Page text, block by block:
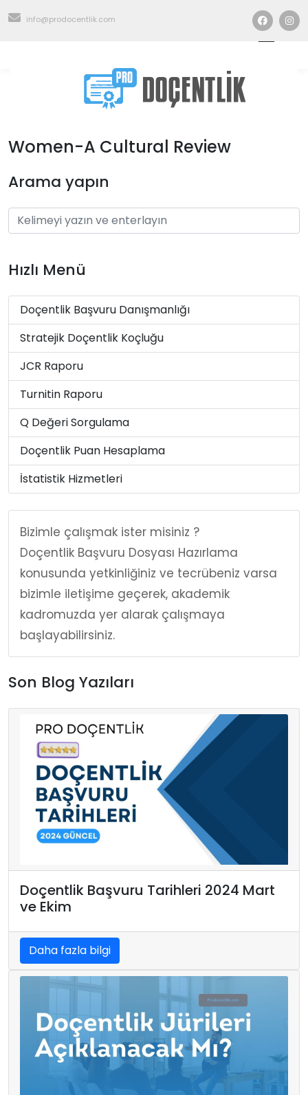
info@prodocentlik.com
Women-A Cultural Review
Arama yapın
Hızlı Menü
Doçentlik Başvuru Danışmanlığı
Stratejik Doçentlik Koçluğu
JCR Raporu
Turnitin Raporu
Q Değeri Sorgulama
Doçentlik Puan Hesaplama
İstatistik Hizmetleri
Bizimle çalışmak ister misiniz ?
Doçentlik Başvuru Dosyası Hazırlama
konusunda yetkinliğiniz ve tecrübeniz varsa
bizimle iletişime geçerek, akademik
kadromuzda yer alarak çalışmaya
başlayabilirsiniz.
Son Blog Yazıları
Doçentlik Başvuru Tarihleri 2024 Mart
ve Ekim
Daha fazla bilgi